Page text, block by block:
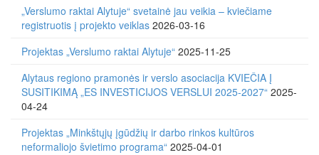
„Verslumo raktai Alytuje“ svetainė jau veikia – kviečiame
registruotis į projekto veiklas 2026-03-16
Projektas „Verslumo raktai Alytuje“ 2025-11-25
Alytaus regiono pramonės ir verslo asociacija KVIEČIA Į
SUSITIKIMĄ „ES INVESTICIJOS VERSLUI 2025-2027“ 2025-
04-24
Projektas „Minkštųjų įgūdžių ir darbo rinkos kultūros
neformaliojo švietimo programa“ 2025-04-01